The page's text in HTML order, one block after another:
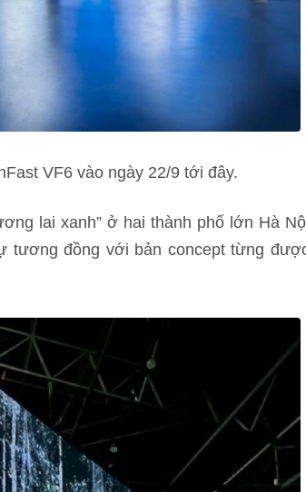
VF6 vào ngày 22/9 tới đây.
lai xanh” ở hai thành phố lớn Hà
tương đồng với bản concept từng